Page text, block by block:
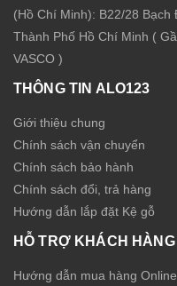
(Hồ Chí Minh): B22/28 Bạch
Thành Phố Hồ Chí Minh (
VASCO )
THÔNG TIN ALO123
Giới thiệu chung
Chính sách vận chuyển
Chính sách bảo hành
Chính sách đổi, trả hàng
Hướng dẫn lắp đặt Kệ gỗ
HỖ TRỢ KHÁCH HÀNG
Hướng dẫn mua hàng Online